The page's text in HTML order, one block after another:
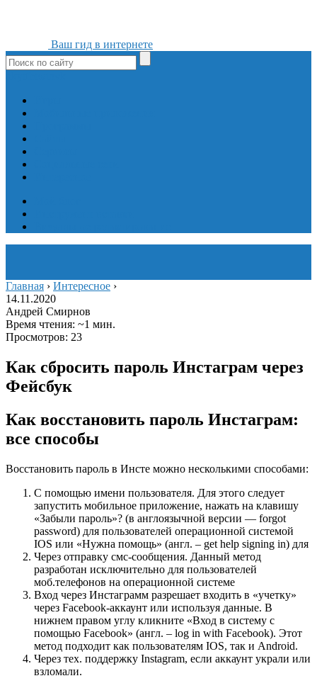
Ваш гид в интернете
Главная › Интересное ›
14.11.2020
Андрей Смирнов
Время чтения: ~1 мин.
Просмотров: 23
Как сбросить пароль Инстаграм через
Фейсбук
Как восстановить пароль Инстаграм:
все способы
Восстановить пароль в Инсте можно несколькими способами:
С помощью имени пользователя. Для этого следует
запустить мобильное приложение, нажать на клавишу
«Забыли пароль»? (в англоязычной версии — forgot
password) для пользователей операционной системой
IOS или «Нужна помощь» (англ. – get help signing in) для
Через отправку смс-сообщения. Данный метод
разработан исключительно для пользователей
моб.телефонов на операционной системе
Вход через Инстаграмм разрешает входить в «учетку»
через Facebook-аккаунт или используя данные. В
нижнем правом углу кликните «Вход в систему с
помощью Facebook» (англ. – log in with Facebook). Этот
метод подходит как пользователям IOS, так и Android.
Через тех. поддержку Instagram, если аккаунт украли или
взломали.